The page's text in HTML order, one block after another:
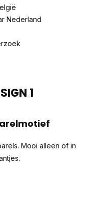
Nederland
1
Mooi alleen of in